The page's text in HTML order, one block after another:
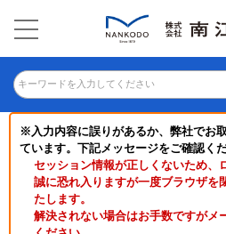
キーワードを入力してください
※入力内容に誤りがあるか、弊社でお
ています。下記メッセージをご確認くだ
セッション情報が正しくないため、
誠に恐れ入りますが一度ブラウザを
たします。
解決されない場合はお手数ですがメ